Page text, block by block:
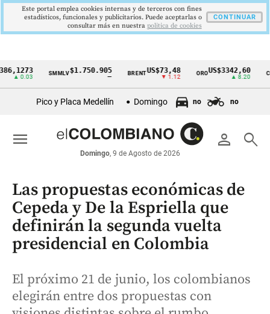
Cintillo
económicos
Colombia
SMMLV $1.750.905 BRENT US$73,48
▼ 1.12
ORO US$3342,60
▲ 8.20
COLCAP
Pico y Placa Medellín Domingo no no
person search
Domingo, 9 de Agosto de 2026
menu
Las propuestas económicas de
Cepeda y De la Espriella que
definirán la segunda vuelta
presidencial en Colombia
El próximo 21 de junio, los colombianos
elegirán entre dos propuestas con
Este portal emplea cookies internas y de terceros con fines
estadísticos, funcionales y publicitarios. Puede aceptarlas o
consultar más en nuestra politica de cookies
CONTINUAR